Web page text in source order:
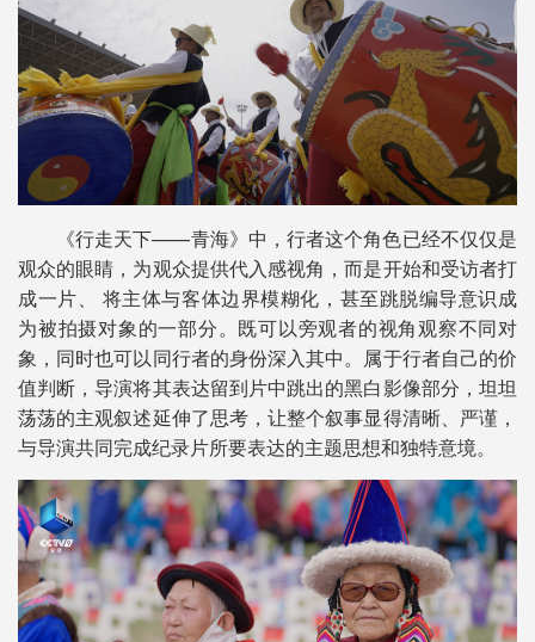
《行走天下——青海》中，行者这个角色已经不仅仅是
观众的眼睛，为观众提供代入感视角，而是开始和受访者打
成一片、 将主体与客体边界模糊化，甚至跳脱编导意识成
为被拍摄对象的一部分。既可以旁观者的视角观察不同对
象，同时也可以同行者的身份深入其中。属于行者自己的价
值判断，导演将其表达留到片中跳出的黑白影像部分，坦坦
荡荡的主观叙述延伸了思考，让整个叙事显得清晰、严谨，
与导演共同完成纪录片所要表达的主题思想和独特意境。